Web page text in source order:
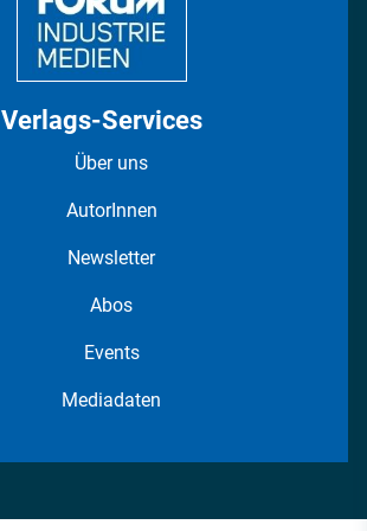
Verlags-Services
Über uns
AutorInnen
Newsletter
Abos
Events
Mediadaten